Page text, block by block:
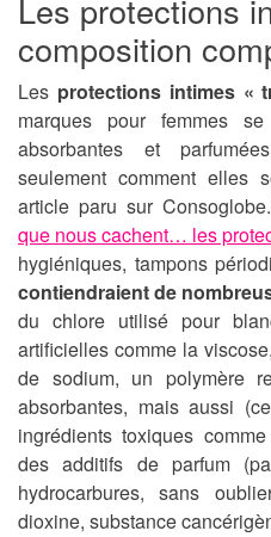
Les protections
composition
Les protections intimes «
marques pour femmes
absorbantes et
seulement comment elles
article paru sur
que nous cachent… les
hygiéniques, tampons
contiendraient de
du chlore utilisé pour
artificielles comme la
de sodium, un polymère
absorbantes, mais aussi
ingrédients toxiques
des additifs de parfum
hydrocarbures, sans
dioxine, substance